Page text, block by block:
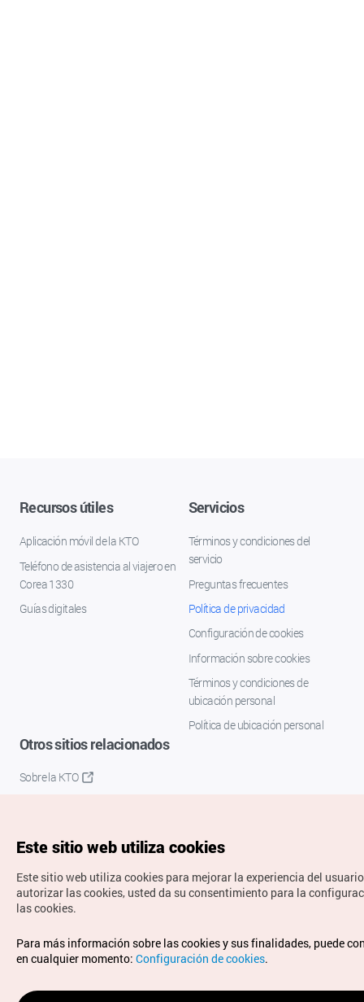
Recursos útiles
Aplicación móvil de la KTO
Teléfono de asistencia al viajero en
Corea 1330
Guías digitales
Servicios
Términos y condiciones del
servicio
Preguntas frecuentes
Política de privacidad
Configuración de cookies
Información sobre cookies
Términos y condiciones de
ubicación personal
Política de ubicación personal
Otros sitios relacionados
Sobre la KTO
Copyrights © Organización de Turismo de Corea. Todos los
derechos reservados.
Para informes de errores y cuestiones relacionadas con el
sitio web, dirija sus consultas al correoelectrónico oficial:
Este sitio web utiliza cookies
Este sitio web utiliza cookies para mejorar la experiencia del
autorizar las cookies, usted da su consentimiento para la
las cookies.
Para más información sobre las cookies y sus finalidades, puede
en cualquier momento: Configuración de cookies.